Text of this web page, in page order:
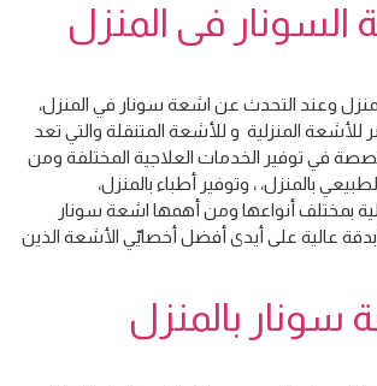
السونار فى المنزل
وعند التحدث عن اشعة سونار في المنزل،
المنزلية و للأشعة المتنقلة والتي تعد
في توفير الخدمات العلاجية المختلفة ومن
بالمنزل، ، وتوفير أطباء بالمنزل،
بمختلف أنواعها ومن أهمها اشعة سونار
بدقة عالية على أيدى أفضل أخصاييّ الأشعة الذين
بالمنزل